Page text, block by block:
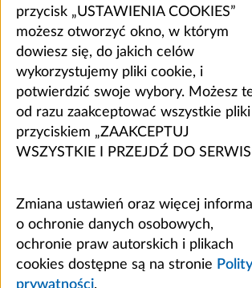
przycisk „USTAWIENIA COOKIES”
możesz otworzyć okno, w którym
dowiesz się, do jakich celów
wykorzystujemy pliki cookie, i
potwierdzić swoje wybory. Możesz
od razu zaakceptować wszystkie pliki
przyciskiem „ZAAKCEPTUJ
WSZYSTKIE I PRZEJDŹ DO
Zmiana ustawień oraz więcej
o ochronie danych osobowych,
ochronie praw autorskich i plikach
cookies dostępne są na stronie
prywatności.